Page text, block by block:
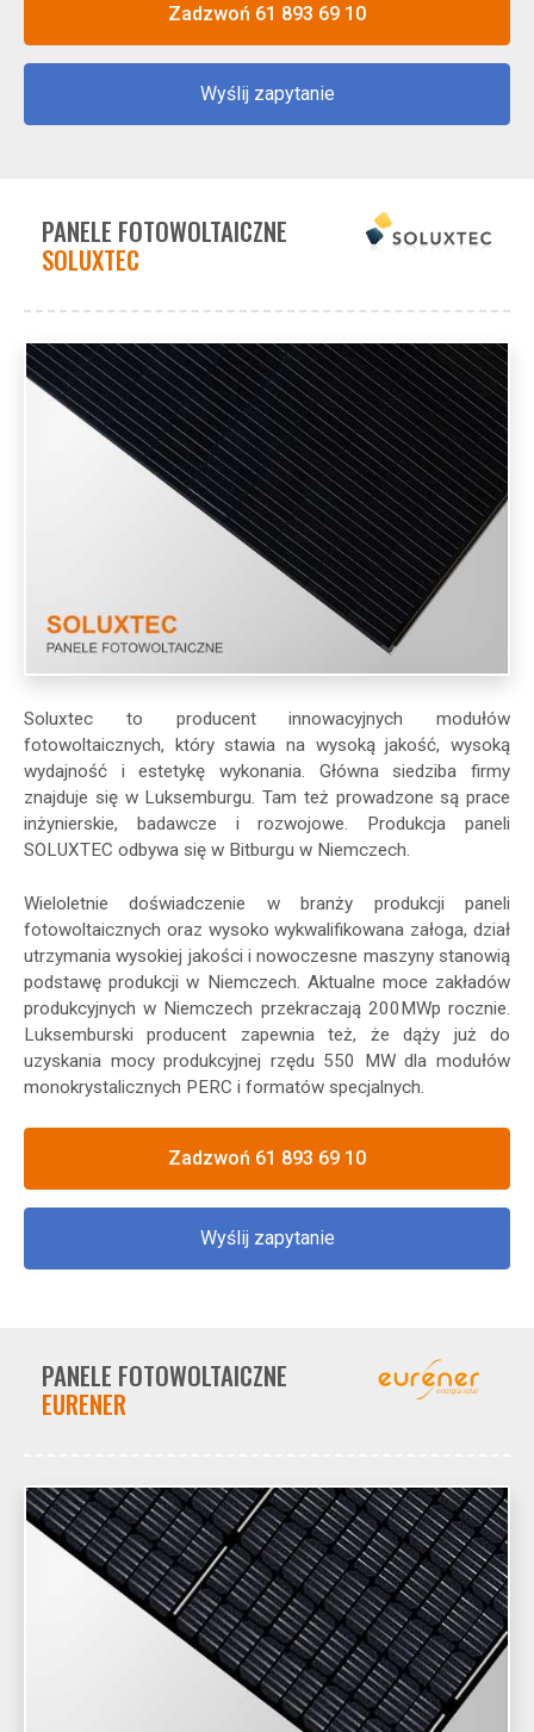
Zadzwoń 61 893 69 10
Wyślij zapytanie
PANELE FOTOWOLTAICZNE
SOLUXTEC
Soluxtec to producent innowacyjnych modułów
fotowoltaicznych, który stawia na wysoką jakość, wysoką
wydajność i estetykę wykonania. Główna siedziba firmy
znajduje się w Luksemburgu. Tam też prowadzone są prace
inżynierskie, badawcze i rozwojowe. Produkcja paneli
SOLUXTEC odbywa się w Bitburgu w Niemczech.
Wieloletnie doświadczenie w branży produkcji paneli
fotowoltaicznych oraz wysoko wykwalifikowana załoga, dział
utrzymania wysokiej jakości i nowoczesne maszyny stanowią
podstawę produkcji w Niemczech. Aktualne moce zakładów
produkcyjnych w Niemczech przekraczają 200MWp rocznie.
Luksemburski producent zapewnia też, że dąży już do
uzyskania mocy produkcyjnej rzędu 550 MW dla modułów
monokrystalicznych PERC i formatów specjalnych.
Zadzwoń 61 893 69 10
Wyślij zapytanie
PANELE FOTOWOLTAICZNE
EURENER